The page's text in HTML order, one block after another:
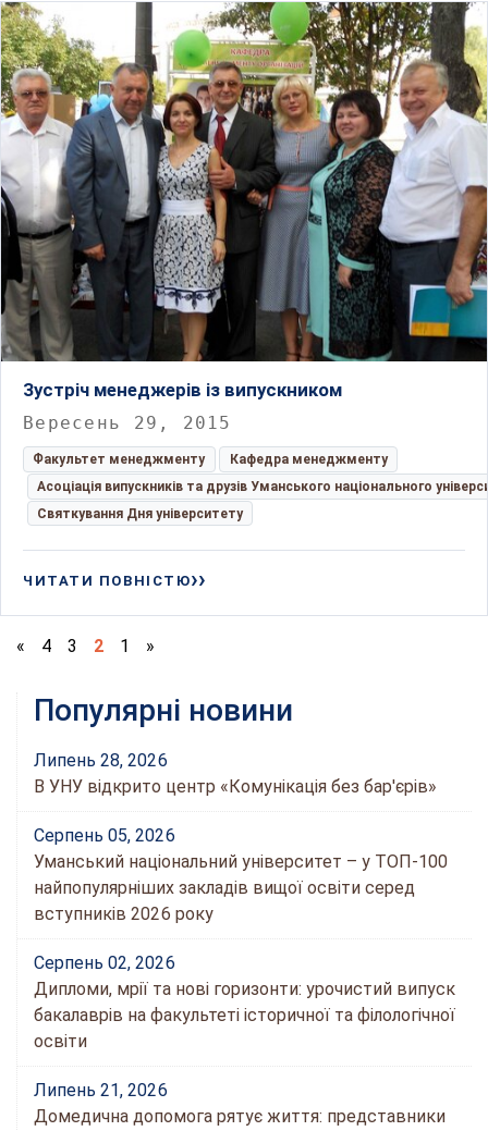
Зустріч менеджерів із випускником
Вересень 29, 2015
Факультет менеджменту
Кафедра менеджменту
Асоціація випускників та друзів Уманського національного
Святкування Дня університету
ЧИТАТИ ПОВНІСТЮ
« 4 3 2 1 »
Популярні новини
Липень 28, 2026
В УНУ відкрито центр «Комунікація без бар'єрів»
Серпень 05, 2026
Уманський національний університет – у ТОП-100
найпопулярніших закладів вищої освіти серед
вступників 2026 року
Серпень 02, 2026
Дипломи, мрії та нові горизонти: урочистий випуск
бакалаврів на факультеті історичної та філологічної
освіти
Липень 21, 2026
Домедична допомога рятує життя: представники